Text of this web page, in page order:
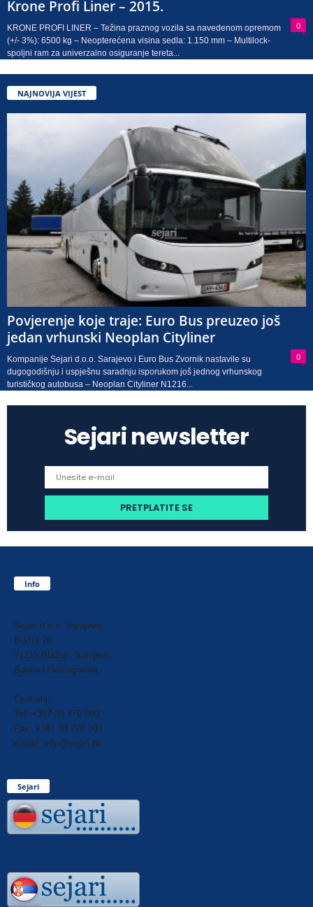
Krone Profi Liner – 2015.
0
KRONE PROFI LINER – Težina praznog vozila sa navedenom opremom
(+/- 3%): 6500 kg – Neopterećena visina sedla: 1.150 mm – Multilock-
spoljni ram za univerzalno osiguranje tereta...
NAJNOVIJA VIJEST
Povjerenje koje traje: Euro Bus preuzeo još
jedan vrhunski Neoplan Cityliner
0
Kompanije Sejari d.o.o. Sarajevo i Euro Bus Zvornik nastavile su
dugogodišnju i uspješnu saradnju isporukom još jednog vrhunskog
turističkog autobusa – Neoplan Cityliner N1216...
Sejari newsletter
Info
Sejari d.o.o. Sarajevo
Blažuj 78,
71215 Blažuj - Sarajevo
Bosna i Hercegovina
Centrala:
Tel: +387 33 770 300
Fax: +387 33 770 301
e-mail: info@sejari.ba
Sejari